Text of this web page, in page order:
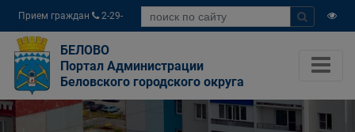
Прием граждан
2-29-
04
БЕЛОВО
Портал Администрации
Беловского городского округа